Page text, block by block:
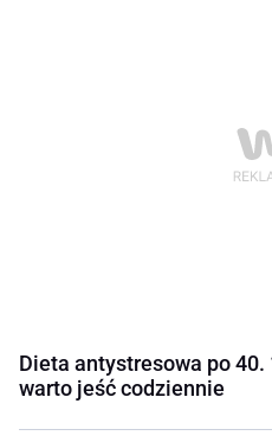
Dieta antystresowa po 40.
warto jeść codziennie